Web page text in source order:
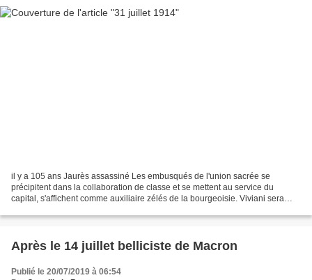
il y a 105 ans Jaurès assassiné Les embusqués de l'union sacrée se
précipitent dans la collaboration de classe et se mettent au service du
capital, s'affichent comme auxiliaire zélés de la bourgeoisie. Viviani sera
Après le 14 juillet belliciste de Macron
Publié le 20/07/2019 à 06:54